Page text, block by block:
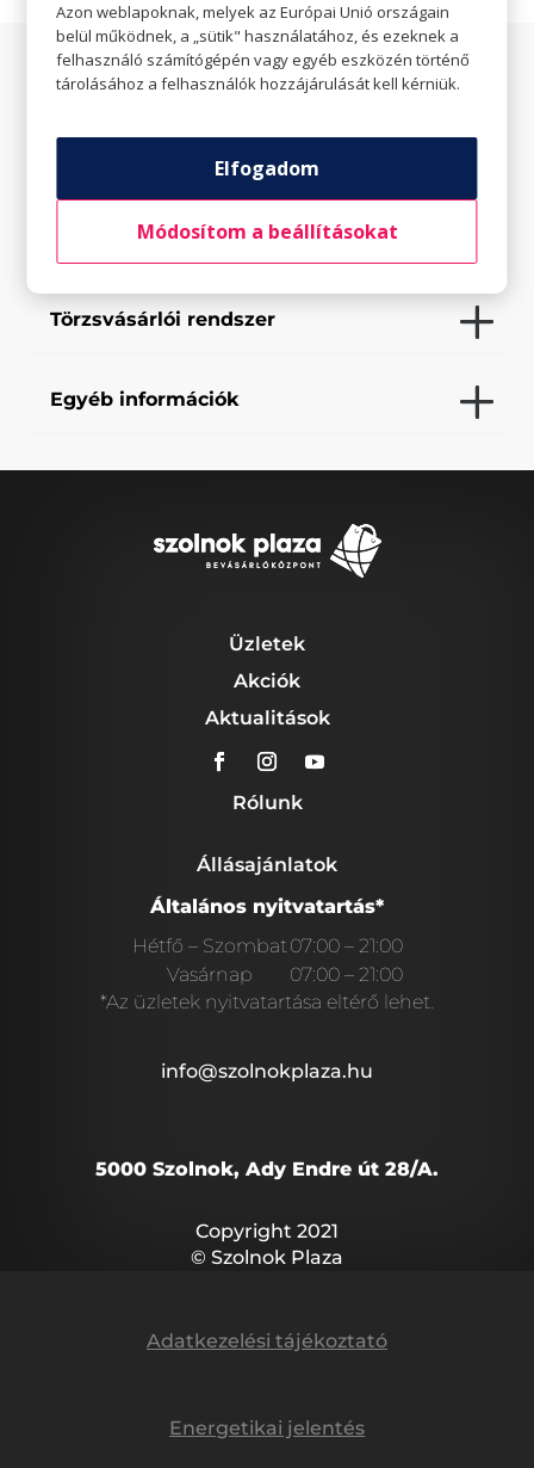
Az üzletről
Elfogadott fizetési eszközök
Saját szolgáltatások
Törzsvásárlói rendszer
Egyéb információk
Üzletek
Akciók
Aktualitások
Rólunk
Állásajánlatok
Általános nyitvatartás*
Hétfő – Szombat07:00 – 21:00
Vasárnap
07:00 – 21:00
*Az üzletek nyitvatartása eltérő lehet.
info@szolnokplaza.hu
5000 Szolnok, Ady Endre út 28/A.
Copyright 2021
© Szolnok Plaza
Adatkezelési tájékoztató
Energetikai jelentés
Azon weblapoknak, melyek az Európai Unió országain
belül működnek, a „sütik" használatához, és ezeknek a
felhasználó számítógépén vagy egyéb eszközén történő
tárolásához a felhasználók hozzájárulását kell kérniük.
Elfogadom
Módosítom a beállításokat